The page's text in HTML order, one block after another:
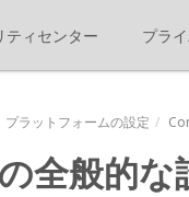
ティセンター プラ
プラットフォームの設定
全般的な